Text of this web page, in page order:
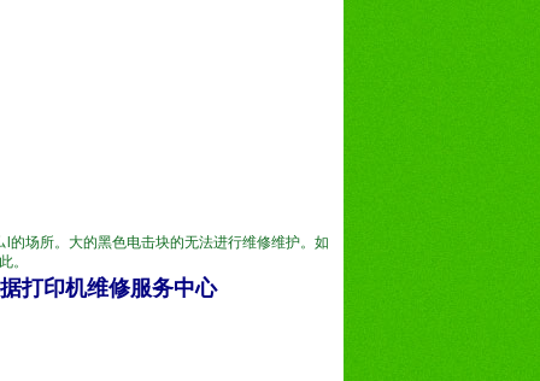
场所。大的黑色电击块的无法进行维修维护。如
。
打印机维修服务中心